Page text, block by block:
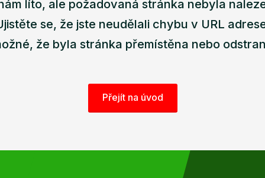
líto, ale požadovaná stránka nebyla
se, že jste neudělali chybu v URL
že byla stránka přemístěna nebo
Přejít na úvod